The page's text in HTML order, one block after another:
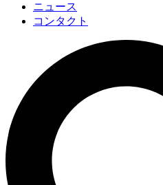
ニュース
コンタクト